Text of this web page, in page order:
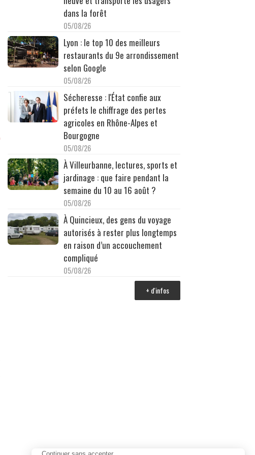
dans la forêt
05/08/26
Lyon : le top 10 des meilleurs
restaurants du 9e arrondissement
selon Google
05/08/26
Sécheresse : l'État confie aux
préfets le chiffrage des pertes
agricoles en Rhône-Alpes et
Bourgogne
05/08/26
À Villeurbanne, lectures, sports et
jardinage : que faire pendant la
semaine du 10 au 16 août ?
05/08/26
À Quincieux, des gens du voyage
autorisés à rester plus longtemps
en raison d’un accouchement
compliqué
05/08/26
+ d'infos